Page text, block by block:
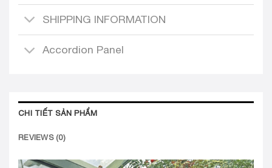
SHIPPING INFORMATION
Accordion Panel
CHI TIẾT SẢN PHẨM
REVIEWS (0)